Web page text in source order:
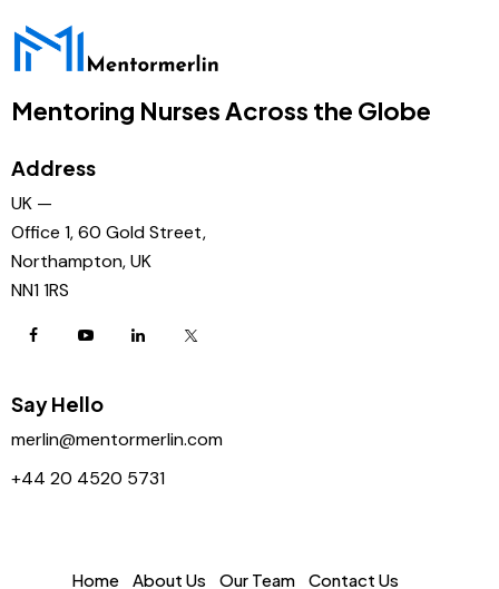
Mentoring Nurses Across the Globe
Address
UK —
Office 1, 60 Gold Street,
Northampton, UK
NN1 1RS
Say Hello
merlin@mentormerlin.com
+44 20 4520 5731
Home About Us Our Team Contact Us